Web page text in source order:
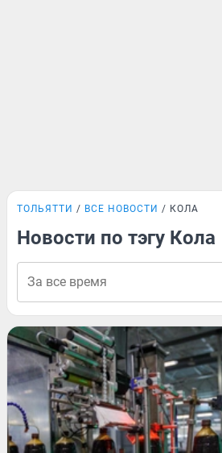
ТОЛЬЯТТИ ВСЕ НОВОСТИ КОЛА
Новости по тэгу Кола